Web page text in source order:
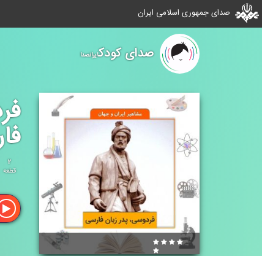
صدای جمهوری اسلامی ایران
صدای کودکایرانصدا
۲
قطعه